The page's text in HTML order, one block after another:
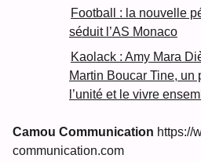
Football : la nouvelle
séduit l’AS Monaco
Kaolack : Amy Mara
Martin Boucar Tine, un
l’unité et le vivre
Camou Communication https://
communication.com